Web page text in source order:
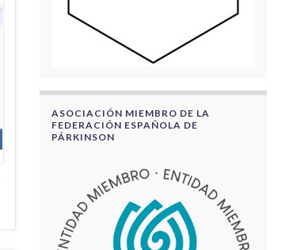
ASOCIACIÓN MIEMBRO DE LA
FEDERACIÓN ESPAÑOLA DE
PÁRKINSON